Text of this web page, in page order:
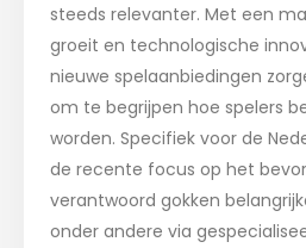
steeds relevanter. Met een
groeit en technologische
nieuwe spelaanbiedingen
om te begrijpen hoe spelers
worden. Specifiek voor de
de recente focus op het
verantwoord gokken
onder andere via